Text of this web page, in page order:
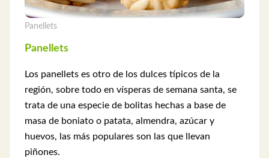
Panellets
Panellets
Los panellets es otro de los dulces típicos de la
región, sobre todo en vísperas de semana santa, se
trata de una especie de bolitas hechas a base de
masa de boniato o patata, almendra, azúcar y
huevos, las más populares son las que llevan
piñones.